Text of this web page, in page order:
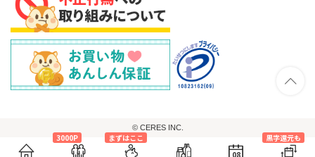
3000P
まずはここ
08
黒字還元も
© CERES INC.